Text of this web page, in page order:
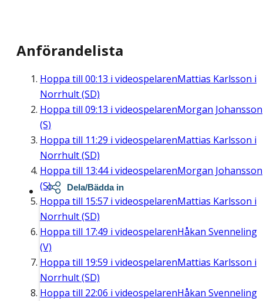
Anförandelista
Hoppa till 00:13 i videospelarenMattias Karlsson i
Norrhult (SD)
Hoppa till 09:13 i videospelarenMorgan Johansson
(S)
Hoppa till 11:29 i videospelarenMattias Karlsson i
Norrhult (SD)
Hoppa till 13:44i videospelarenMorgan Johansson
(S)
Hoppa till 15:57 i videospelarenMattias Karlsson i
Norrhult (SD)
Hoppa till 17:49 i videospelarenHåkan Svenneling
(V)
Hoppa till 19:59 i videospelarenMattias Karlsson i
Norrhult (SD)
Hoppa till 22:06 i videospelarenHåkan Svenneling
Dela/Bädda in